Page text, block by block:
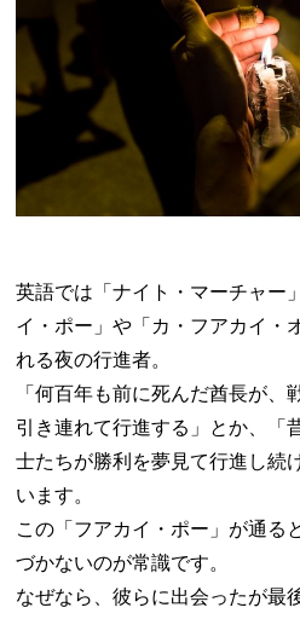
英語では「ナイト・マーチャー
イ・ポー」や「カ・フアカイ・
れる夜の行進者。
「何百年も前に死んだ酋長が、
引き連れて行進する」とか、「
士たちが勝利を夢見て行進し続
います。
この「フアカイ・ポー」が通る
づかないのが常識です。
なぜなら、彼らに出会ったが最